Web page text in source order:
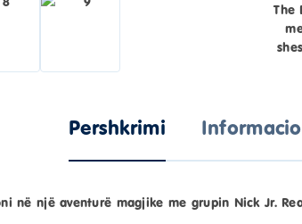
The
Pershkrimi
në një aventurë magjike me grupin Nick Jr.